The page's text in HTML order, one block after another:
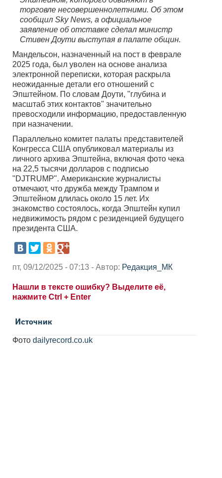
торговле несовершеннолетними. Об этом
сообщил Sky News, а официальное
заявление об отставке сделал министр
Стивен Доути выступая в палате общин.
Мандельсон, назначенный на пост в феврале
2025 года, был уволен на основе анализа
электронной переписки, которая раскрыла
неожиданные детали его отношений с
Эпштейном. По словам Доути, "глубина и
масштаб этих контактов" значительно
превосходили информацию, предоставленную
при назначении.
Параллельно комитет палаты представителей
Конгресса США опубликовал материалы из
личного архива Эпштейна, включая фото чека
на 22,5 тысячи долларов с подписью
"DJTRUMP". Американские журналисты
отмечают, что дружба между Трампом и
Эпштейном длилась около 15 лет. Их
знакомство состоялось, когда Эпштейн купил
недвижимость рядом с резиденцией будущего
президента США.
пт, 09/12/2025 - 07:13 - Автор: Редакция_МК
Нашли в тексте ошибку? Выделите её,
нажмите Ctrl + Enter
Источник
Фото dailyrecord.co.uk